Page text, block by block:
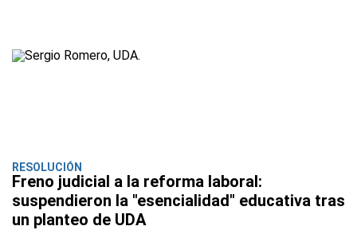
RESOLUCIÓN
Freno judicial a la reforma laboral:
suspendieron la "esencialidad" educativa tras
un planteo de UDA